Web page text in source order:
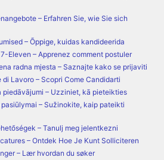
– Erfahren Sie, wie Sie sich
– Õppige, kuidas kandideerida
7-Eleven – Apprenez comment postuler
radna mjesta – Saznajte kako se prijaviti
Lavoro – Scopri Come Candidarti
piedāvājumi – Uzziniet, kā pieteikties
– Sužinokite, kaip pateikti
– Tanulj meg jelentkezni
– Ontdek Hoe Je Kunt Solliciteren
– Lær hvordan du søker